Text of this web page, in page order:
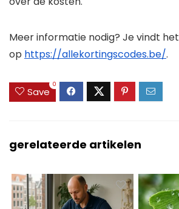
Meer informatie nodig? Je vindt het
op https://allekortingscodes.be/.
Save
0
gerelateerde artikelen